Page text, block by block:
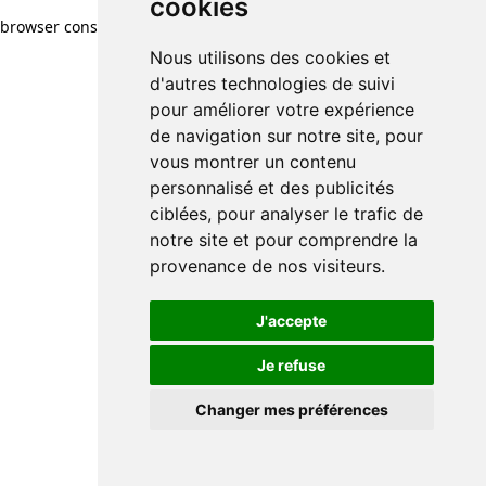
cookies
Nous utilisons des cookies et
d'autres technologies de suivi
pour améliorer votre expérience
de navigation sur notre site, pour
vous montrer un contenu
personnalisé et des publicités
ciblées, pour analyser le trafic de
notre site et pour comprendre la
provenance de nos visiteurs.
J'accepte
Je refuse
Changer mes préférences
browser console for more information)